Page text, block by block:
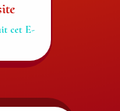
cet E-